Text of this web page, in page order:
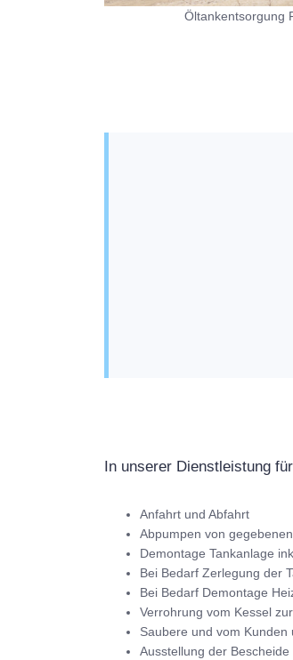
Öltankentsorgung
In unserer Dienstleistung
Anfahrt und Abfahrt
Abpumpen von
Demontage Tankanlage
Bei Bedarf Zerlegung der
Bei Bedarf Demontage
Verrohrung vom Kessel
Saubere und vom
Ausstellung der